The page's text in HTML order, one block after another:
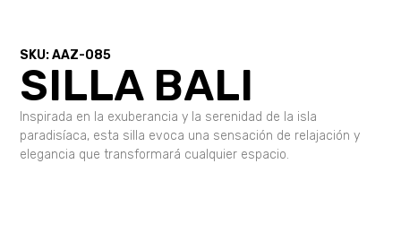
SKU: AAZ-085
SILLA BALI
Inspirada en la exuberancia y la serenidad de la isla
paradisíaca, esta silla evoca una sensación de relajación y
elegancia que transformará cualquier espacio.